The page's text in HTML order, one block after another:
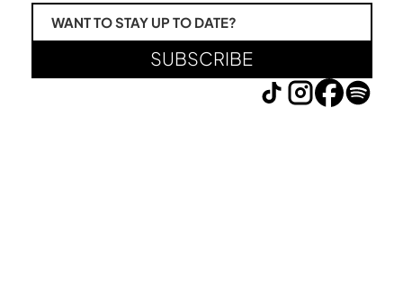
WANT TO STAY UP TO DATE?
SUBSCRIBE